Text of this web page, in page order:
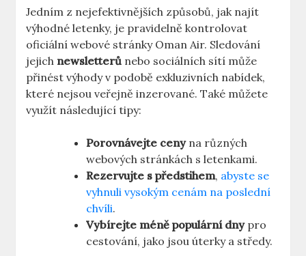
Jedním z nejefektivnějších způsobů, jak najít
výhodné letenky, je pravidelně kontrolovat
oficiální webové stránky Oman Air. Sledování
jejich newsletterů nebo sociálních sítí může
přinést výhody v podobě exkluzivních nabídek,
které nejsou veřejně inzerované. Také můžete
využít následující tipy:
Porovnávejte cenyna různých
webových stránkách s letenkami.
Rezervujte s předstihem, abyste se
vyhnuli vysokým cenám na poslední
chvíli.
Vybírejte méně populární dnypro
cestování, jako jsou úterky a středy.